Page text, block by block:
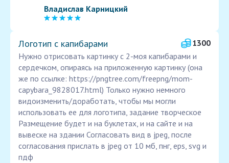
Владислав Карницкий
Логотип с капибарами
1300
Нужно отрисовать картинку с 2-моя капибарами и
сердечком, опираясь на приложенную картинку (она
же по ссылке: https://pngtree.com/freepng/mom-
capybara_9828017.html) Только нужно немного
видоизменить/доработать, чтобы мы могли
использовать ее для логотипа, задание творческое
Размещение будет и на буклетах, и на сайте и на
вывеске на здании Согласовать вид в jpeg, после
согласования прислать в jpeg от 10 мб, пнг, eps, svg и
пдф